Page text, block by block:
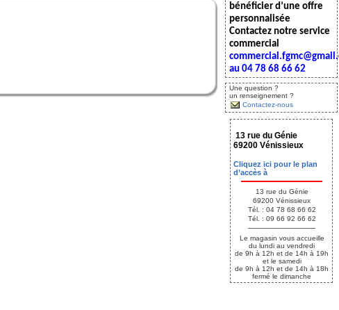
bénéficier d’une offre
personnalisée
Contactez notre service
commercial
au 04 78 68 66 62
Une question ?
un renseignement ?
Contactez-nous
13 rue du Génie
69200 Vénissieux
Cliquez ici pour le plan
d’accès à
13 rue du Génie
69200 Vénissieux
Tél. : 04 78 68 66 62
Tél. : 09 66 92 66 62
Le magasin vous accueille
du lundi au vendredi
de 9h à 12h et de 14h à 19h
et le samedi
de 9h à 12h et de 14h à 18h
fermé le dimanche